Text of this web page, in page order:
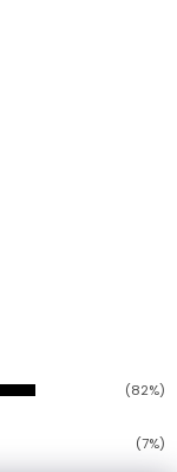
(82%)
(7%)